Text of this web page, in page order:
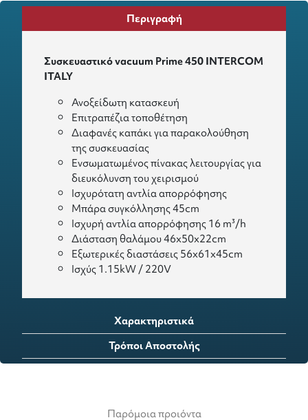
Περιγραφή
Συσκευαστικό vacuum Prime 450 INTERCOM
ITALY
Ανοξείδωτη κατασκευή
Επιτραπέζια τοποθέτηση
Διαφανές καπάκι για παρακολούθηση
της συσκευασίας
Ενσωματωμένος πίνακας λειτουργίας για
διευκόλυνση του χειρισμού
Ισχυρότατη αντλία απορρόφησης
Μπάρα συγκόλλησης 45cm
Ισχυρή αντλία απορρόφησης 16 m³/h
Διάσταση θαλάμου 46x50x22cm
Εξωτερικές διαστάσεις 56x61x45cm
Ισχύς 1.15kW / 220V
Χαρακτηριστικά
Τρόποι Αποστολής
Παρόμοια προιόντα